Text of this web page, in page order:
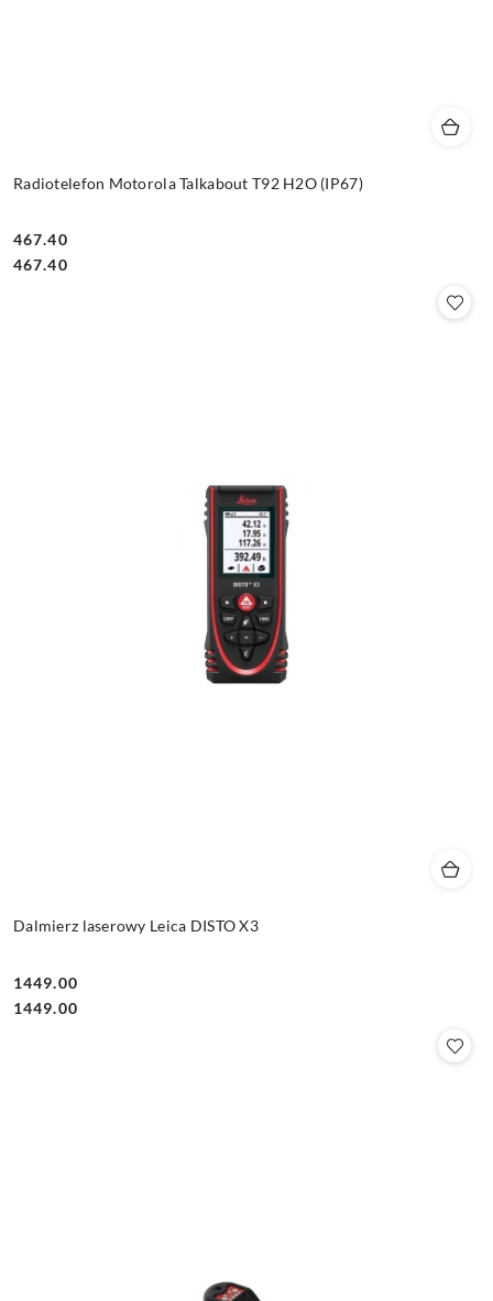
Radiotelefon Motorola Talkabout T92 H2O (IP67)
Cena:
467.40
Cena:
467.40
Dalmierz laserowy Leica DISTO X3
Cena:
1449.00
Cena:
1449.00